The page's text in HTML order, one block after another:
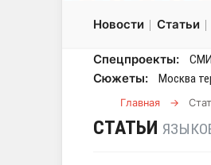
Новости Статьи
Спецпроекты:
Сюжеты: Москва
Главная →
СТАТЬИ